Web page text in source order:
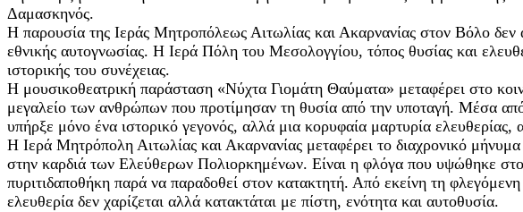
Δαμασκηνός.
Η παρουσία της Ιεράς Μητροπόλεως Αιτωλίας και Ακαρνανίας στον Βόλο δεν
εθνικής αυτογνωσίας. Η Ιερά Πόλη του Μεσολογγίου, τόπος θυσίας και
ιστορικής του συνέχειας.
Η μουσικοθεατρική παράσταση «Νύχτα Γιομάτη Θαύματα» μεταφέρει στο
μεγαλείο των ανθρώπων που προτίμησαν τη θυσία από την υποταγή. Μέσα
υπήρξε μόνο ένα ιστορικό γεγονός, αλλά μια κορυφαία μαρτυρία ελευθερίας,
Η Ιερά Μητρόπολη Αιτωλίας και Ακαρνανίας μεταφέρει το διαχρονικό
στην καρδιά των Ελεύθερων Πολιορκημένων. Είναι η φλόγα που υψώθηκε
πυριτιδαποθήκη παρά να παραδοθεί στον κατακτητή. Από εκείνη τη
ελευθερία δεν χαρίζεται αλλά κατακτάται με πίστη, ενότητα και αυτοθυσία.